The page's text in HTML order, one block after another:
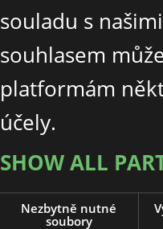
souladu s
souhlasem
platformám
účely.
SHOW ALL
Nezbytně nutné
soubory